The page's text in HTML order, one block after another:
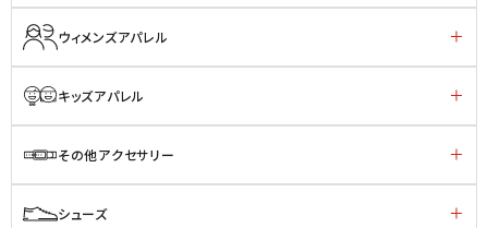
ウィメンズアパレル
キッズアパレル
その他アクセサリー
シューズ